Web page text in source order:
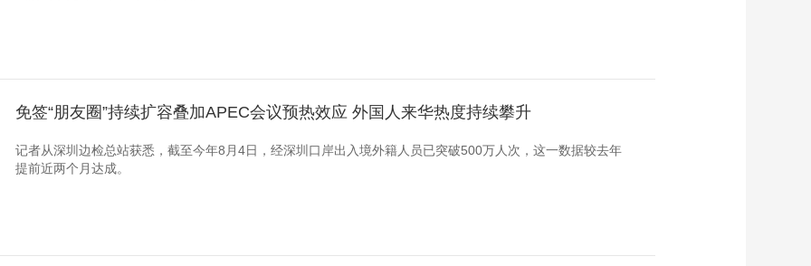
免签“朋友圈”持续扩容叠加APEC会议预热效应 外国人来华热度持续攀升
记者从深圳边检总站获悉，截至今年8月4日，经深圳口岸出入境外籍人员已突破500万人次，这一数据较去年
提前近两个月达成。